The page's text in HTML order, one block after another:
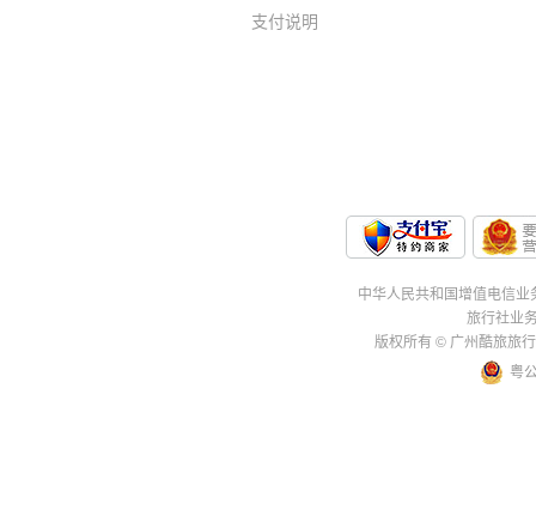
支付说明
中华人民共和国增值电信
旅行社业
版权所有 © 广州酷旅旅
粤